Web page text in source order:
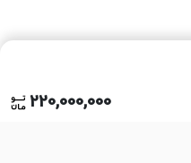
220,000,000